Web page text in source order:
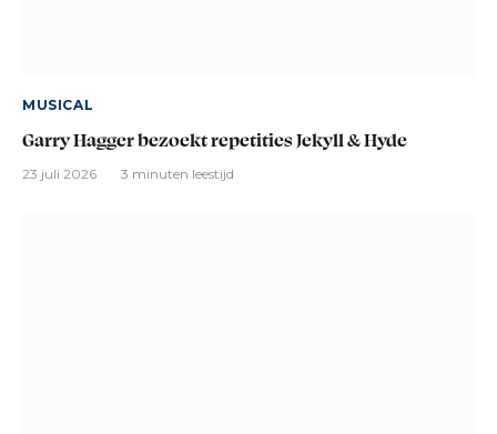
MUSICAL
Garry Hagger bezoekt repetities Jekyll & Hyde
23 juli 2026 3 minuten leestijd